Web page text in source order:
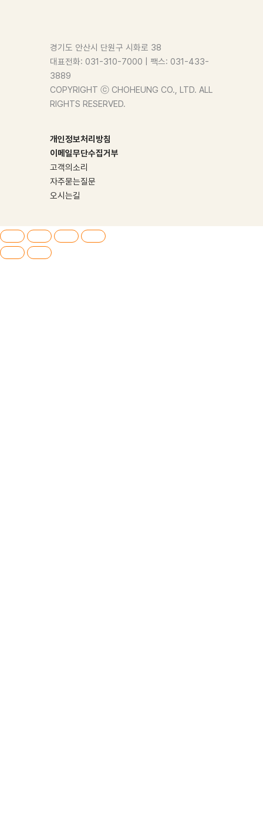
경기도 안산시 단원구 시화로 38
대표전화: 031-310-7000 | 팩스: 031-433-
3889
COPYRIGHT ⓒ CHOHEUNG CO., LTD. ALL
RIGHTS RESERVED.
개인정보처리방침
이메일무단수집거부
고객의소리
자주묻는질문
오시는길